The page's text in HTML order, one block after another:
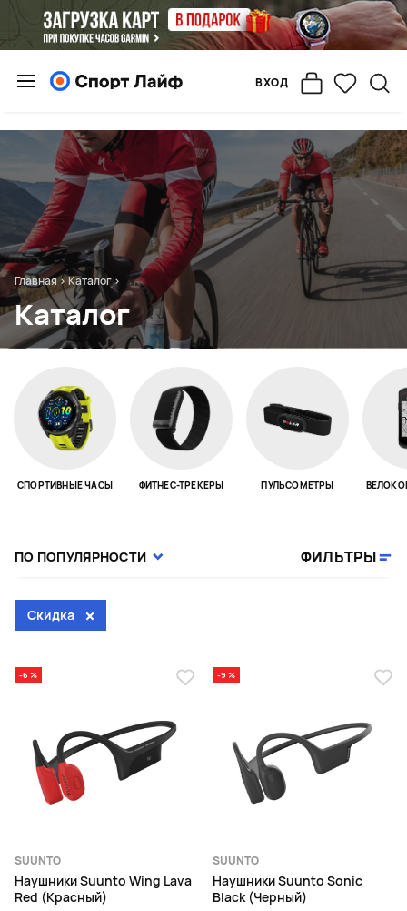
ВХОД
Главная>Каталог>
Каталог
СПОРТИВНЫЕ ЧАСЫ ФИТНЕС-ТРЕКЕРЫ ПУЛЬСОМЕТРЫ
ПО ПОПУЛЯРНОСТИ ФИЛЬТРЫ
Скидка
-6 %
SUUNTO
Наушники Suunto Wing Lava
Red (Красный)
-9 %
SUUNTO
Наушники Suunto Sonic
Black (Черный)